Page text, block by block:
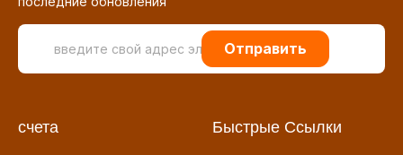
Отправить
счета Быстрые Ссылки